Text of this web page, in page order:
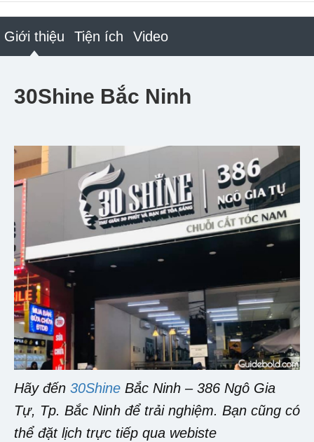
Giới thiệu Tiện ích Video
30Shine Bắc Ninh
Hãy đến 30Shine Bắc Ninh – 386 Ngô Gia
Tự, Tp. Bắc Ninh để trải nghiệm. Bạn cũng có
thể đặt lịch trực tiếp qua webiste